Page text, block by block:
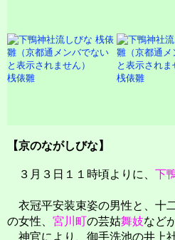
桟俵雛 桟俵雛
【京のながしびな】
３月３日１１時頃よりに、 下
衣冠平安装束姿の男性と、十
の女性、 宮川町の芸姑舞妓など
神官により、御手洗池の井上